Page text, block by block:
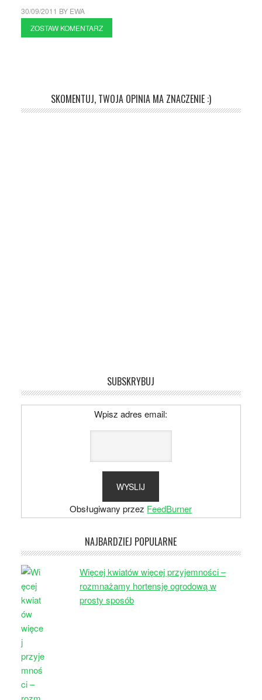
30/09/2011 BY EWA
ZOSTAW KOMENTARZ
SKOMENTUJ, TWOJA OPINIA MA ZNACZENIE :)
SUBSKRYBUJ
Wpisz adres email:
Obsługiwany przez FeedBurner
NAJBARDZIEJ POPULARNE
Więcej kwiatów więcej przyjemności –
rozmnażamy hortensję ogrodową w
prosty sposób